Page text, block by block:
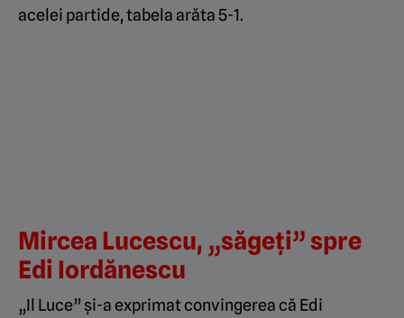
acelei partide, tabela arăta 5-1.
Mircea Lucescu, „săgeți” spre
Edi Iordănescu
„Il Luce” și-a exprimat convingerea că Edi